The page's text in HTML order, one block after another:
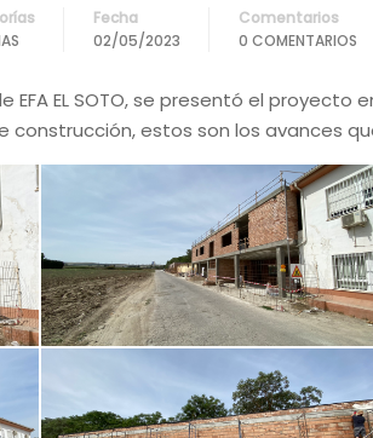
Fecha
02/05/2023
Comentarios
0 COMENTARIOS
EL SOTO, se presentó el
estos son los avances